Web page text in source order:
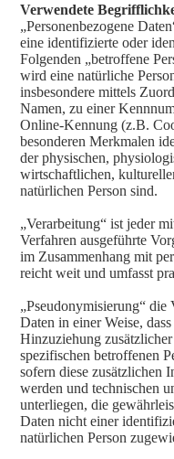
Verwendete
„Personenbezogene
eine identifizierte oder
Folgenden „betroffene
wird eine natürliche
insbesondere mittels
Namen, zu einer
Online-Kennung (z.B.
besonderen Merkmalen
der physischen,
wirtschaftlichen,
natürlichen Person sind.
„Verarbeitung“ ist jeder
Verfahren ausgeführte
im Zusammenhang mit
reicht weit und umfasst
„Pseudonymisierung“ die
Daten in einer Weise,
Hinzuziehung
spezifischen betroffenen
sofern diese zusätzlichen
werden und technischen
unterliegen, die
Daten nicht einer
natürlichen Person